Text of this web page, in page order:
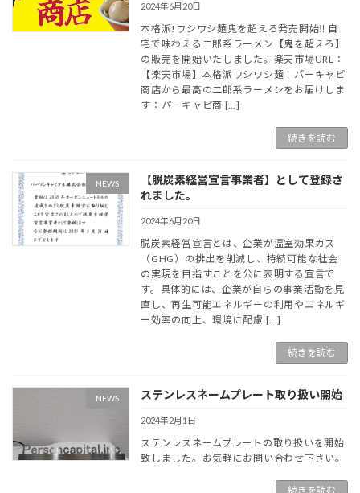
2024年6月20日
本格派!ワシワシ麺鬼を超えろ発売開始‼ 自
宅で味わえる二郎系ラーメン【鬼を超えろ】
の販売を開始いたしました。楽天市場URL：
【楽天市場】本格派ワシワシ麺！パーキャピ
商店から最高の二郎系ラーメンをお届けしま
す：パーキャピ商 […]
続きを読む
NEWS
【脱炭素経営宣言事業者】として登録さ
れました。
2024年6月20日
脱炭素経営宣言とは、企業が温室効果ガス
（GHG）の排出を削減し、持続可能な社会
の実現を目指すことを公に表明する宣言で
す。具体的には、企業が自らの事業活動を見
直し、再生可能エネルギーの利用やエネルギ
ー効率の向上、環境に配慮 […]
続きを読む
NEWS ステンレスネームプレート取り扱い開始
2024年2月1日
ステンレスネームプレートの取り扱いを開始
致しました。お気軽にお問い合わせ下さい。
続きを読む